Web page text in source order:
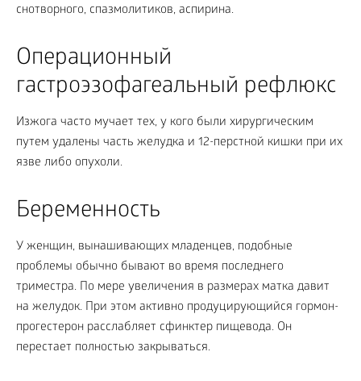
снотворного, спазмолитиков, аспирина.
Операционный
гастроэзофагеальный рефлюкс
Изжога часто мучает тех, у кого были хирургическим
путем удалены часть желудка и 12-перстной кишки при их
язве либо опухоли.
Беременность
У женщин, вынашивающих младенцев, подобные
проблемы обычно бывают во время последнего
триместра. По мере увеличения в размерах матка давит
на желудок. При этом активно продуцирующийся гормон-
прогестерон расслабляет сфинктер пищевода. Он
перестает полностью закрываться.